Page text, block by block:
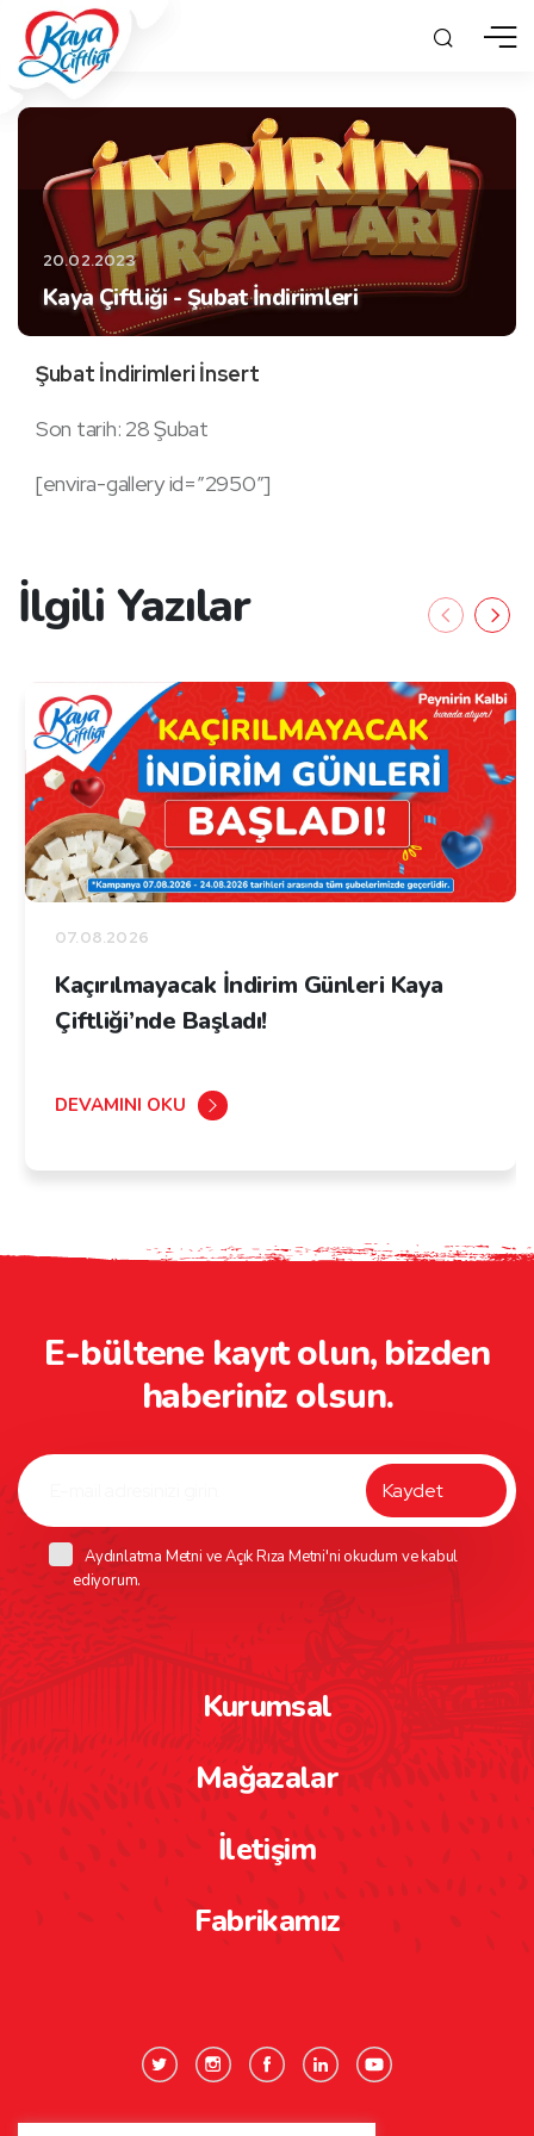
20.02.2023
Kaya Çiftliği - Şubat İndirimleri
Şubat İndirimleri İnsert
Son tarih: 28 Şubat
[envira-gallery id=”2950″]
İlgili Yazılar
07.08.2026
Kaçırılmayacak İndirim Günleri Kaya
Çiftliği’nde Başladı!
DEVAMINI OKU
E-bültene kayıt olun, bizden
haberiniz olsun.
Aydınlatma Metni veAçık Rıza Metni'ni okudum ve kabul
ediyorum.
Kurumsal
Mağazalar
İletişim
Fabrikamız